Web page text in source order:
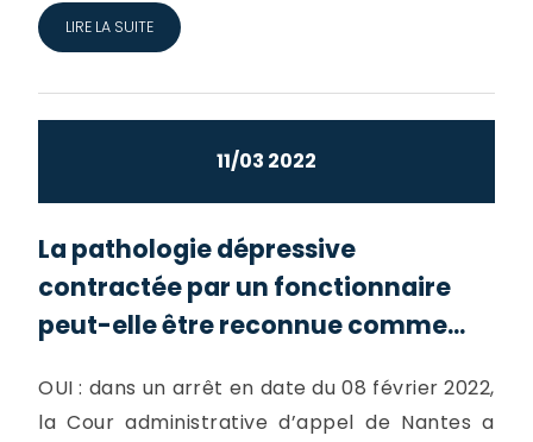
LIRE LA SUITE
11/03 2022
La pathologie dépressive
contractée par un fonctionnaire
peut-elle être reconnue comme...
OUI : dans un arrêt en date du 08 février 2022,
la Cour administrative d’appel de Nantes a